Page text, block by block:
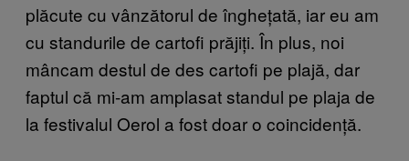
plăcute cu vânzătorul de înghețată, iar eu am
cu standurile de cartofi prăjiți. În plus, noi
mâncam destul de des cartofi pe plajă, dar
faptul că mi-am amplasat standul pe plaja de
la festivalul Oerol a fost doar o coincidență.